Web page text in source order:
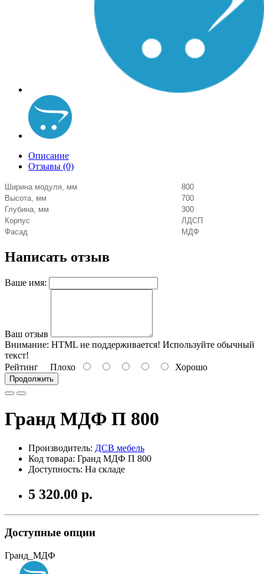
Описание
Отзывы (0)
Ширина модуля, мм
800
Высота, мм
700
Глубина, мм
300
Корпус
ЛДСП
Фасад
МДФ
Написать отзыв
Ваше имя:
Ваш отзыв
Внимание: HTML не поддерживается! Используйте обычный
текст!
Рейтинг Плохо Хорошо
Продолжить
Гранд МДФ П 800
Производитель: ДСВ мебель
Код товара: Гранд МДФ П 800
Доступность: На складе
5 320.00 р.
Доступные опции
Гранд_МДФ